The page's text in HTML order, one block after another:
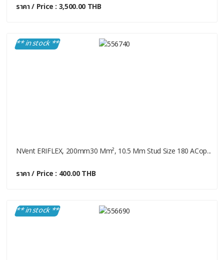
ราคา / Price : 3,500.00 THB
** in stock **
NVent ERIFLEX, 200mm30 Mm², 10.5 Mm Stud Size 180 ACop...
ราคา / Price : 400.00 THB
** in stock **